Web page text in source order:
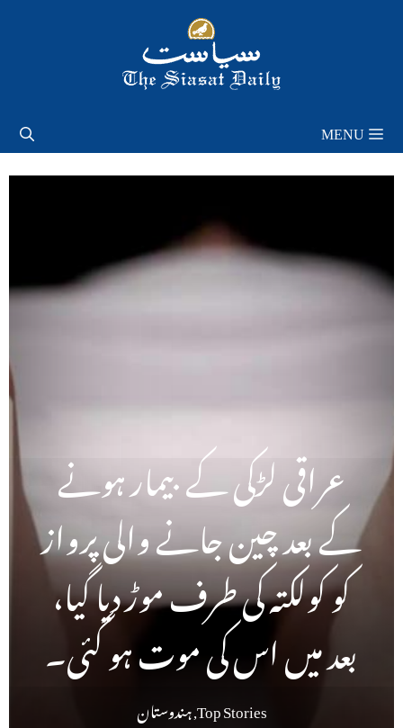
MENU
عراقی لڑکی کے بیمار ہونے
کے بعد چین جانے والی پرواز
کو کولکتہ کی طرف موڑ دیا گیا،
بعد میں اس کی موت ہو گئی۔
Top Stories
,ہندوستان